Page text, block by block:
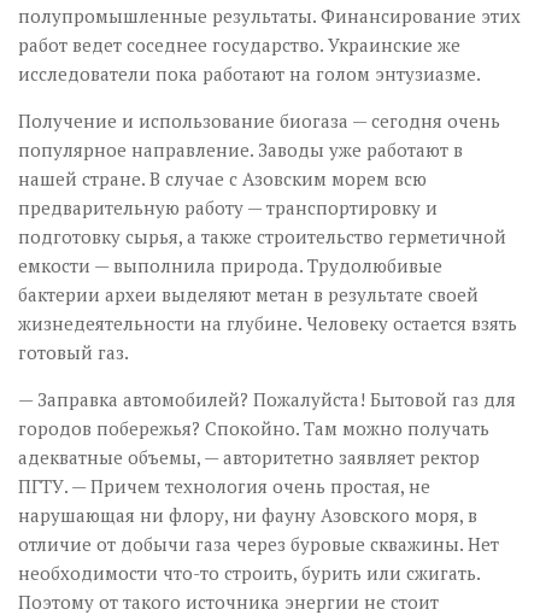
полупромышленные результаты. Финансирование этих
работ ведет соседнее государство. Украинские же
исследователи пока работают на голом энтузиазме.
Получение и использование биогаза — сегодня очень
популярное направление. Заводы уже работают в
нашей стране. В случае с Азовским морем всю
предварительную работу — транспортировку и
подготовку сырья, а также строительство герметичной
емкости — выполнила природа. Трудолюбивые
бактерии археи выделяют метан в результате своей
жизнедеятельности на глубине. Человеку остается взять
готовый газ.
— Заправка автомобилей? Пожалуйста! Бытовой газ для
городов побережья? Спокойно. Там можно получать
адекватные объемы, — авторитетно заявляет ректор
ПГТУ. — Причем технология очень простая, не
нарушающая ни флору, ни фауну Азовского моря, в
отличие от добычи газа через буровые скважины. Нет
необходимости что-то строить, бурить или сжигать.
Поэтому от такого источника энергии не стоит